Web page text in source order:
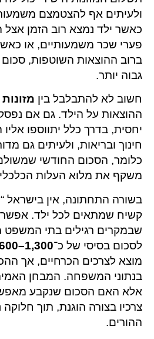
ולעיתים אף להצטמצם
כאשר ילד נמצא רוב הזמן
פערי שכר משמעותיים, או
ברוב ההוצאות השוטפות, סכום
גבוה יותר.
חשוב לא להתבלבל בין
ההוצאות על הילד. גם אם
יחסית, בדרך כלל יתווספו
חינוך ובריאות, ולעיתים גם
כלומר, הסכום החודשי שמשולם
משקף את מלוא העלות
בשורה התחתונה, אין בישראל
קשיח שמתאים לכל ילד. אפשר
שבמקרים רגילים בתי המשפט
לסכום בסיסי של כ־1,300–1,600 ש”ח לילד
מוצא לצרכים הכרחיים, אך
בנתוני המשפחה. המבחן
אלא האם הסכום שנקבע
צרכיו בצורה הוגנת, תוך חלוקה
ההורים.